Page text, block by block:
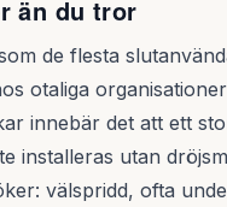
än du tror
de flesta
otaliga
innebär det att ett
installeras utan
välspridd, ofta